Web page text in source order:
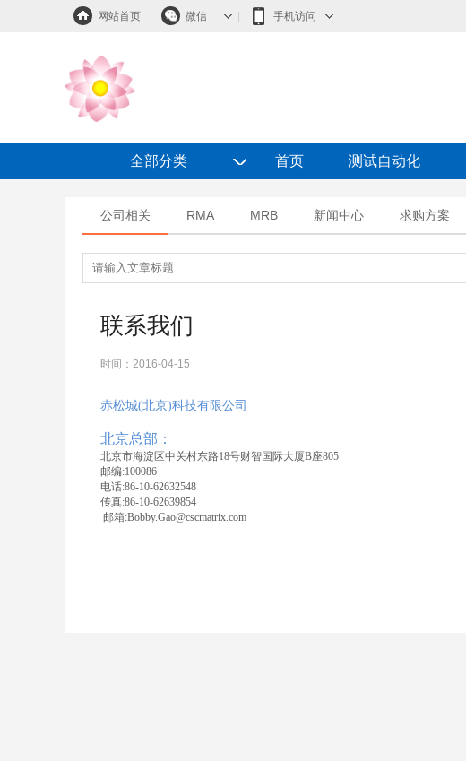
网站首页 微信 手机访问
全部分类 ◇ 首页 测试自动化
公司相关 RMA MRB 新闻中心 求购方案
联系我们
时间： 2016-04-15
赤松城(北京)科技有限公司
北京总部：
北京市海淀区中关村东路18号财智国际大厦B座805
邮编:100086
电话:86-10-62632548
传真:86-10-62639854
邮箱:Bobby.Gao@cscmatrix.com